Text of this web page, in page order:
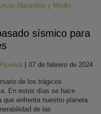
Naturales y Medio
sísmico para
Huelva | 07 de febrero de 2024
de los trágicos
En estos días se hace
enfrenta nuestro planeta.
de las